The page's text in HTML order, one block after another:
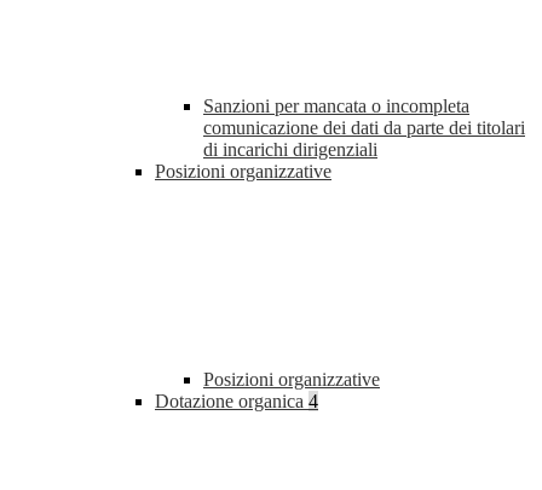
Sanzioni per mancata o incompleta
comunicazione dei dati da parte dei titolari
di incarichi dirigenziali
Posizioni organizzative
Posizioni organizzative
Dotazione organica 4